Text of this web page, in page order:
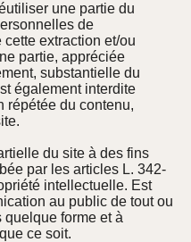
une partie du
de
extraction et/ou
partie, appréciée
substantielle du
également interdite
répétée du contenu,
du site à des fins
par les articles L. 342-
intellectuelle. Est
au public de tout ou
quelque forme et à
ce soit.